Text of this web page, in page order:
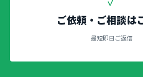
ご依頼・ご相談は
最短即日ご返信